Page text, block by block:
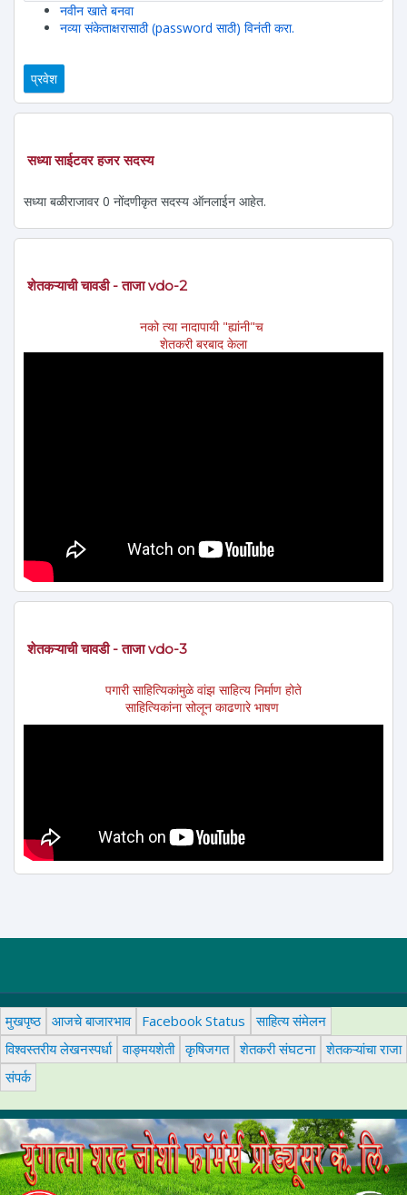
नवीन खाते बनवा
नव्या संकेताक्षरासाठी (password साठी) विनंती करा.
सध्या साईटवर हजर सदस्य
सध्या बळीराजावर 0 नोंदणीकृत सदस्य ऑनलाईन आहेत.
शेतकऱ्याची चावडी - ताजा vdo-2
नको त्या नादापायी "ह्यांनी"च
शेतकरी बरबाद केला
शेतकऱ्याची चावडी - ताजा vdo-3
पगारी साहित्यिकांमुळे वांझ साहित्य निर्माण होते
साहित्यिकांना सोलून काढणारे भाषण
मुखपृष्ठ आजचे बाजारभाव Facebook Status
साहित्य संमेलन
विश्वस्तरीय लेखनस्पर्धा वाङ्मयशेती कृषिजगत शेतकरी संघटना शेतकऱ्यांचा राजा
संपर्क